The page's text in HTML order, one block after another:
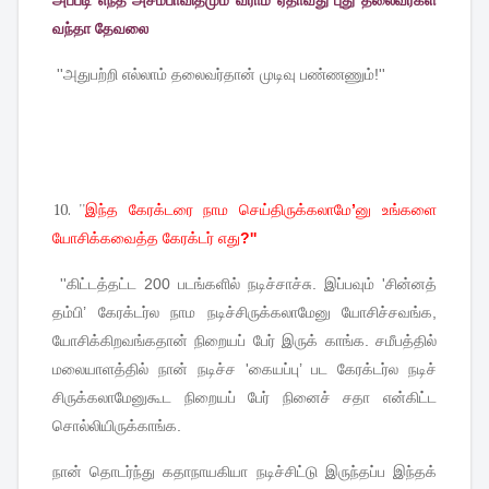
வந்தா தேவலை
''அதுபற்றி எல்லாம் தலைவர்தான் முடிவு பண்ணணும்!''
10. ''இந்த கேரக்டரை நாம செய்திருக்கலாமே’னு
உங்களை
யோசிக்கவைத்த கேரக்டர் எது?''
''கிட்டத்தட்ட 200 படங்களில் நடிச்சாச்சு இப்பவும் 'சின்னத்
தம்பி’ கேரக்டர்ல நாம நடிச்சிருக்கலாமேனு யோசிச்சவங்க
யோசிக்கிறவங்கதான் நிறையப் பேர் இருக் காங்க .சமீபத்தில்
மலையாளத்தில் நான் நடிச்ச 'கையப்பு’பட கேரக்டர்ல நடிச்
சிருக்கலாமேனுகூட
நிறையப் பேர் நினைச் சதா
என்கிட்ட
சொல்லியிருக்காங்க
நான் தொடர்ந்து கதாநாயகியா நடிச்சிட்டு இருந்தப்ப இந்தக்